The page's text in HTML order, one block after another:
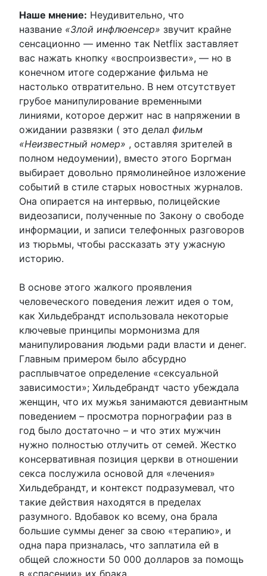
Наше мнение: Неудивительно, что
название «Злой инфлюенсер» звучит крайне
сенсационно — именно так Netflix заставляет
вас нажать кнопку «воспроизвести», — но в
конечном итоге содержание фильма не
настолько отвратительно. В нем отсутствует
грубое манипулирование временными
линиями, которое держит нас в напряжении в
ожидании развязки ( это делал фильм
«Неизвестный номер» , оставляя зрителей в
полном недоумении), вместо этого Боргман
выбирает довольно прямолинейное изложение
событий в стиле старых новостных журналов.
Она опирается на интервью, полицейские
видеозаписи, полученные по Закону о свободе
информации, и записи телефонных разговоров
из тюрьмы, чтобы рассказать эту ужасную
историю.
В основе этого жалкого проявления
человеческого поведения лежит идея о том,
как Хильдебрандт использовала некоторые
ключевые принципы мормонизма для
манипулирования людьми ради власти и денег.
Главным примером было абсурдно
расплывчатое определение «сексуальной
зависимости»; Хильдебрандт часто убеждала
женщин, что их мужья занимаются девиантным
поведением – просмотра порнографии раз в
год было достаточно – и что этих мужчин
нужно полностью отлучить от семей. Жестко
консервативная позиция церкви в отношении
секса послужила основой для «лечения»
Хильдебрандт, и контекст подразумевал, что
такие действия находятся в пределах
разумного. Вдобавок ко всему, она брала
большие суммы денег за свою «терапию», и
одна пара призналась, что заплатила ей в
общей сложности 50 000 долларов за помощь
в «спасении» их брака.